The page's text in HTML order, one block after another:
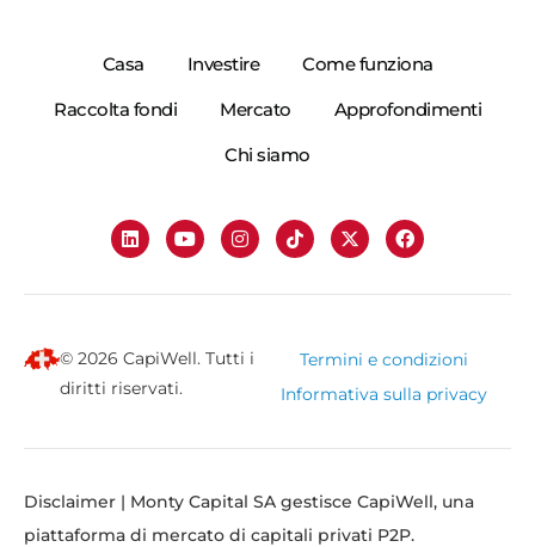
Casa Investire
Come funziona
Raccolta fondi
Mercato
Approfondimenti
Chi siamo
© 2026 CapiWell. Tutti i
diritti riservati.
Termini e condizioni
Informativa sulla privacy
Disclaimer | Monty Capital SA gestisce CapiWell, una
piattaforma di mercato di capitali privati P2P.